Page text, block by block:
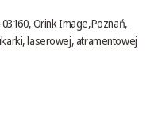
03160, Orink Image,Poznań,
laserowej, atramentowej